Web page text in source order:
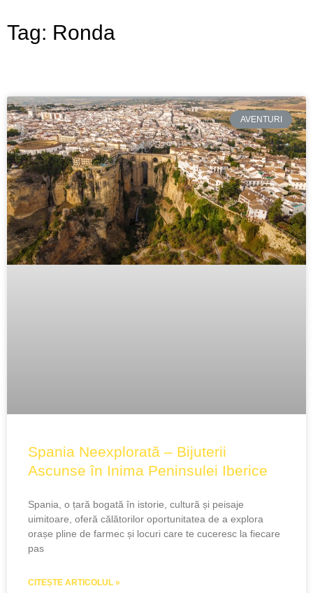
Tag: Ronda
AVENTURI
Spania Neexplorată – Bijuterii
Ascunse în Inima Peninsulei Iberice
Spania, o țară bogată în istorie, cultură și peisaje
uimitoare, oferă călătorilor oportunitatea de a explora
orașe pline de farmec și locuri care te cuceresc la fiecare
pas
CITEȘTE ARTICOLUL »